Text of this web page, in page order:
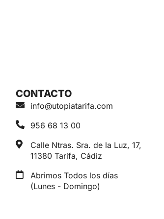
CONTACTO
info@utopiatarifa.com
956 68 13 00
Calle Ntras. Sra. de la Luz, 17,
11380 Tarifa, Cádiz
Abrimos Todos los días
(Lunes - Domingo)